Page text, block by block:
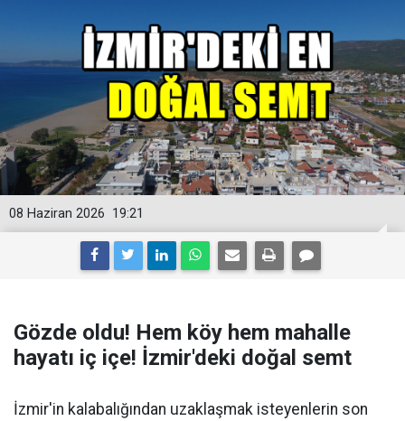
19:21
08 Haziran 2026
Gözde oldu! Hem köy hem mahalle
hayatı iç içe! İzmir'deki doğal semt
İzmir'in kalabalığından uzaklaşmak isteyenlerin son